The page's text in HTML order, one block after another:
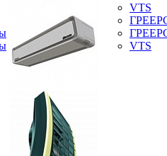
VTS
VTS